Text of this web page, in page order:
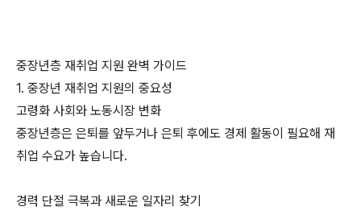
중장년층 재취업 지원 완벽 가이드
1. 중장년 재취업 지원의 중요성
고령화 사회와 노동시장 변화
중장년층은 은퇴를 앞두거나 은퇴 후에도 경제 활동이 필요해 재
취업 수요가 높습니다.
경력 단절 극복과 새로운 일자리 찾기